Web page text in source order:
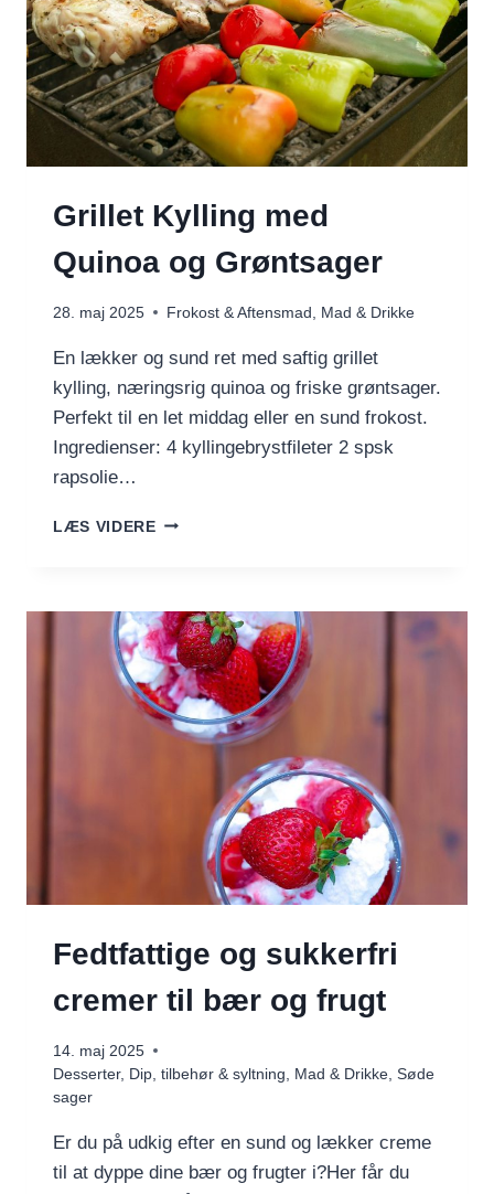
Grillet Kylling med
Quinoa og Grøntsager
28. maj 2025 Frokost & Aftensmad Mad & Drikke
En lækker og sund ret med saftig grillet
kylling, næringsrig quinoa og friske grøntsager.
Perfekt til en let middag eller en sund frokost.
Ingredienser: 4 kyllingebrystfileter 2 spsk
rapsolie…
LÆS VIDEREGRILLET
OG
GRØNTSAGER
Fedtfattige og sukkerfri
cremer til bær og frugt
14. maj 2025
Desserter, Dip, tilbehør & syltning Mad & Drikke Søde
sager
Er du på udkig efter en sund og lækker creme
til at dyppe dine bær og frugter i?Her får du